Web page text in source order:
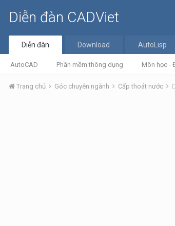
Diễn đàn CADViet
Diễn đàn
AutoCAD Phần mềm thông dụng Môn học -
Download AutoLisp
Trang chủ Góc chuyên ngành Cấp thoát nước